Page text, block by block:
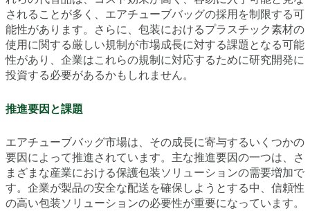
されることが多く、エアチューブバッグの採用を制限する可
能性があります。さらに、包装におけるプラスチック素材の
使用に関する厳しい規制が市場成長に対する課題となる可能
性があり、企業はこれらの規制に対応するために研究開発に
投資する必要があるかもしれません。
推進要因と課題
エアチューブバッグ市場は、その成長に寄与するいくつかの
要因によって推進されています。主な推進要因の一つは、さ
まざまな産業における保護包装ソリューションの需要増加で
す。企業が製品の安全な配送を確保しようとする中、信頼性
の高い包装ソリューションの必要性が重要になっています。